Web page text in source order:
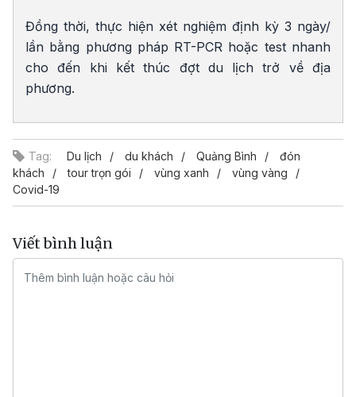
Đồng thời, thực hiện xét nghiệm định kỳ 3 ngày/
lần bằng phương pháp RT-PCR hoặc test nhanh
cho đến khi kết thúc đợt du lịch trở về địa
phương.
Tag: Du lịch du khách Quảng Bình
đón
khách
tour trọn gói vùng xanh
vùng vàng
Covid-19
Viết bình luận